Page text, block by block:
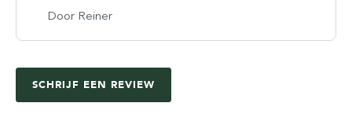
Door Reiner
SCHRIJF EEN REVIEW